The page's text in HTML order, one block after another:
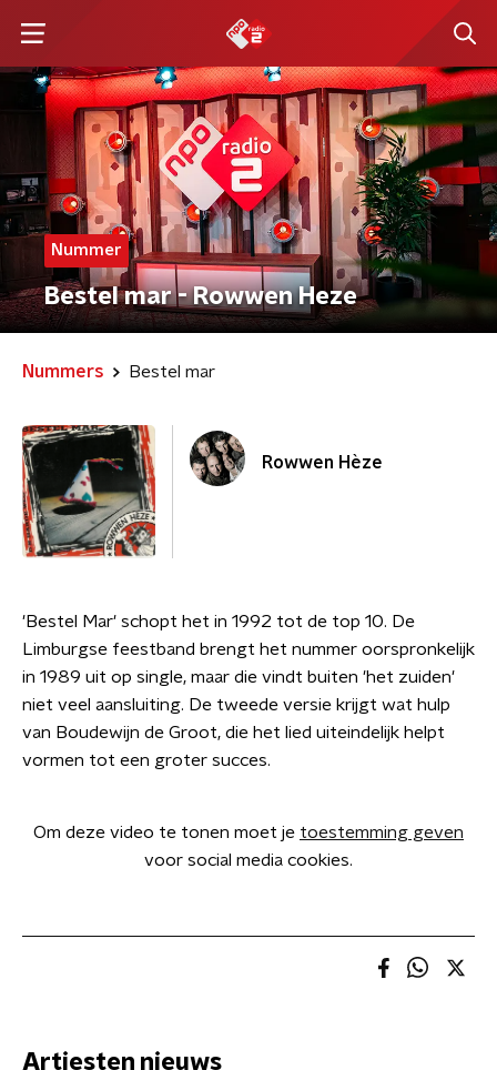
Nummer
Bestel mar - Rowwen Heze
Nummers Bestel mar
Rowwen Hèze
'Bestel Mar' schopt het in 1992 tot de top 10. De
Limburgse feestband brengt het nummer oorspronkelijk
in 1989 uit op single, maar die vindt buiten 'het zuiden'
niet veel aansluiting. De tweede versie krijgt wat hulp
van Boudewijn de Groot, die het lied uiteindelijk helpt
vormen tot een groter succes.
Om deze video te tonen moet je toestemming geven
voor social media cookies.
Artiesten nieuws